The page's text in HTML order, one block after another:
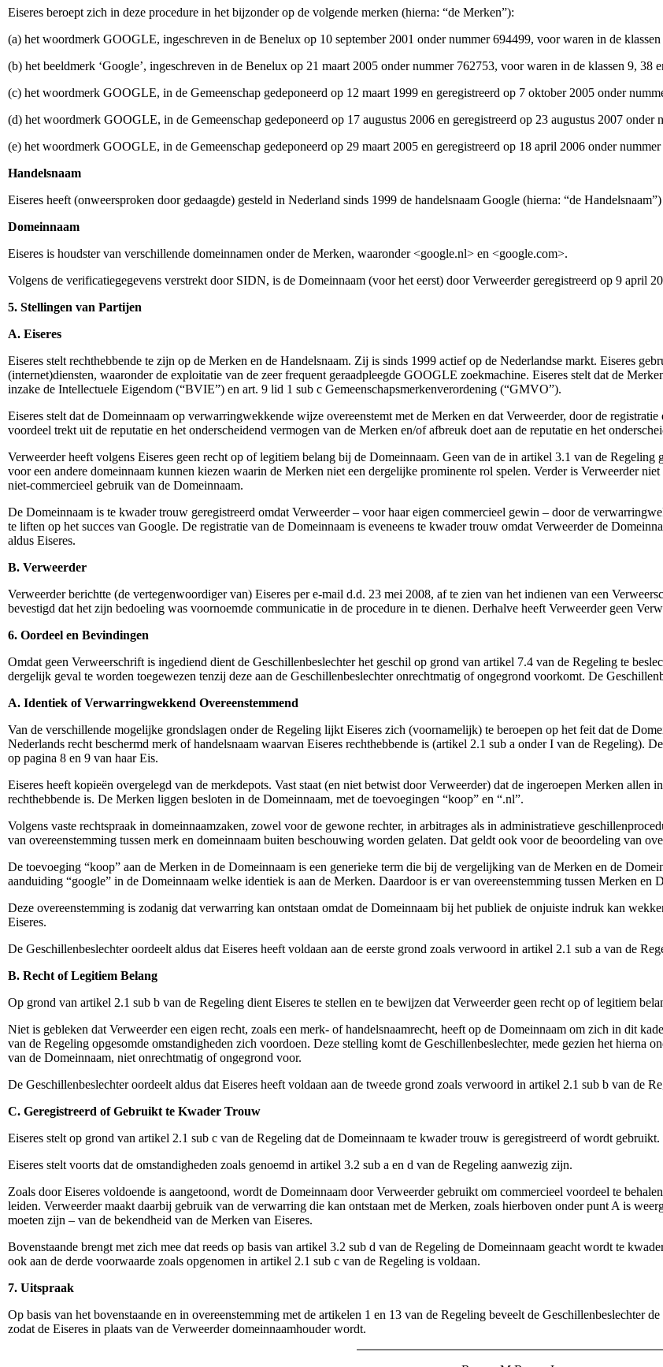
Eiseres beroept zich in deze procedure in het bijzonder op de volgende merken (hierna: “de Merken”):
(a) het woordmerk GOOGLE, ingeschreven in de Benelux op 10 september 2001 onder nummer 694499, voor waren in de
(b) het beeldmerk ‘Google’, ingeschreven in de Benelux op 21 maart 2005 onder nummer 762753, voor waren in de klassen 9, 38
(c) het woordmerk GOOGLE, in de Gemeenschap gedeponeerd op 12 maart 1999 en geregistreerd op 7 oktober 2005 onder
(d) het woordmerk GOOGLE, in de Gemeenschap gedeponeerd op 17 augustus 2006 en geregistreerd op 23 augustus 2007
(e) het woordmerk GOOGLE, in de Gemeenschap gedeponeerd op 29 maart 2005 en geregistreerd op 18 april 2006 onder
Handelsnaam
Eiseres heeft (onweersproken door gedaagde) gesteld in Nederland sinds 1999 de handelsnaam Google (hierna: “de
Domeinnaam
Eiseres is houdster van verschillende domeinnamen onder de Merken, waaronder <google.nl> en <google.com>.
Volgens de verificatiegegevens verstrekt door SIDN, is de Domeinnaam (voor het eerst) door Verweerder geregistreerd op 9 april
5. Stellingen van Partijen
A. Eiseres
Eiseres stelt rechthebbende te zijn op de Merken en de Handelsnaam. Zij is sinds 1999 actief op de Nederlandse markt. Eiseres
(internet)diensten, waaronder de exploitatie van de zeer frequent geraadpleegde GOOGLE zoekmachine. Eiseres stelt dat de
inzake de Intellectuele Eigendom (“BVIE”) en art. 9 lid 1 sub c Gemeenschapsmerkenverordening (“GMVO”).
Eiseres stelt dat de Domeinnaam op verwarringwekkende wijze overeenstemt met de Merken en dat Verweerder, door de
voordeel trekt uit de reputatie en het onderscheidend vermogen van de Merken en/of afbreuk doet aan de reputatie en het
Verweerder heeft volgens Eiseres geen recht op of legitiem belang bij de Domeinnaam. Geen van de in artikel 3.1 van de Regeling
voor een andere domeinnaam kunnen kiezen waarin de Merken niet een dergelijke prominente rol spelen. Verder is Verweerder
niet-commercieel gebruik van de Domeinnaam.
De Domeinnaam is te kwader trouw geregistreerd omdat Verweerder – voor haar eigen commercieel gewin – door de
te liften op het succes van Google. De registratie van de Domeinnaam is eveneens te kwader trouw omdat Verweerder de
aldus Eiseres.
B. Verweerder
Verweerder berichtte (de vertegenwoordiger van) Eiseres per e-mail d.d. 23 mei 2008, af te zien van het indienen van een
bevestigd dat het zijn bedoeling was voornoemde communicatie in de procedure in te dienen. Derhalve heeft Verweerder geen
6. Oordeel en Bevindingen
Omdat geen Verweerschrift is ingediend dient de Geschillenbeslechter het geschil op grond van artikel 7.4 van de Regeling te
dergelijk geval te worden toegewezen tenzij deze aan de Geschillenbeslechter onrechtmatig of ongegrond voorkomt. De
A. Identiek of Verwarringwekkend Overeenstemmend
Van de verschillende mogelijke grondslagen onder de Regeling lijkt Eiseres zich (voornamelijk) te beroepen op het feit dat de
Nederlands recht beschermd merk of handelsnaam waarvan Eiseres rechthebbende is (artikel 2.1 sub a onder I van de Regeling).
op pagina 8 en 9 van haar Eis.
Eiseres heeft kopieën overgelegd van de merkdepots. Vast staat (en niet betwist door Verweerder) dat de ingeroepen Merken allen
rechthebbende is. De Merken liggen besloten in de Domeinnaam, met de toevoegingen “koop” en “.nl”.
Volgens vaste rechtspraak in domeinnaamzaken, zowel voor de gewone rechter, in arbitrages als in administratieve
van overeenstemming tussen merk en domeinnaam buiten beschouwing worden gelaten. Dat geldt ook voor de beoordeling van
De toevoeging “koop” aan de Merken in de Domeinnaam is een generieke term die bij de vergelijking van de Merken en de
aanduiding “google” in de Domeinnaam welke identiek is aan de Merken. Daardoor is er van overeenstemming tussen Merken en
Deze overeenstemming is zodanig dat verwarring kan ontstaan omdat de Domeinnaam bij het publiek de onjuiste indruk kan
Eiseres.
De Geschillenbeslechter oordeelt aldus dat Eiseres heeft voldaan aan de eerste grond zoals verwoord in artikel 2.1 sub a van de
B. Recht of Legitiem Belang
Op grond van artikel 2.1 sub b van de Regeling dient Eiseres te stellen en te bewijzen dat Verweerder geen recht op of legitiem
Niet is gebleken dat Verweerder een eigen recht, zoals een merk- of handelsnaamrecht, heeft op de Domeinnaam om zich in dit
van de Regeling opgesomde omstandigheden zich voordoen. Deze stelling komt de Geschillenbeslechter, mede gezien het hierna
van de Domeinnaam, niet onrechtmatig of ongegrond voor.
De Geschillenbeslechter oordeelt aldus dat Eiseres heeft voldaan aan de tweede grond zoals verwoord in artikel 2.1 sub b van de
C. Geregistreerd of Gebruikt te Kwader Trouw
Eiseres stelt op grond van artikel 2.1 sub c van de Regeling dat de Domeinnaam te kwader trouw is geregistreerd of wordt gebruikt.
Eiseres stelt voorts dat de omstandigheden zoals genoemd in artikel 3.2 sub a en d van de Regeling aanwezig zijn.
Zoals door Eiseres voldoende is aangetoond, wordt de Domeinnaam door Verweerder gebruikt om commercieel voordeel te
leiden. Verweerder maakt daarbij gebruik van de verwarring die kan ontstaan met de Merken, zoals hierboven onder punt A is
moeten zijn – van de bekendheid van de Merken van Eiseres.
Bovenstaande brengt met zich mee dat reeds op basis van artikel 3.2 sub d van de Regeling de Domeinnaam geacht wordt te
ook aan de derde voorwaarde zoals opgenomen in artikel 2.1 sub c van de Regeling is voldaan.
7. Uitspraak
Op basis van het bovenstaande en in overeenstemming met de artikelen 1 en 13 van de Regeling beveelt de Geschillenbeslechter
zodat de Eiseres in plaats van de Verweerder domeinnaamhouder wordt.